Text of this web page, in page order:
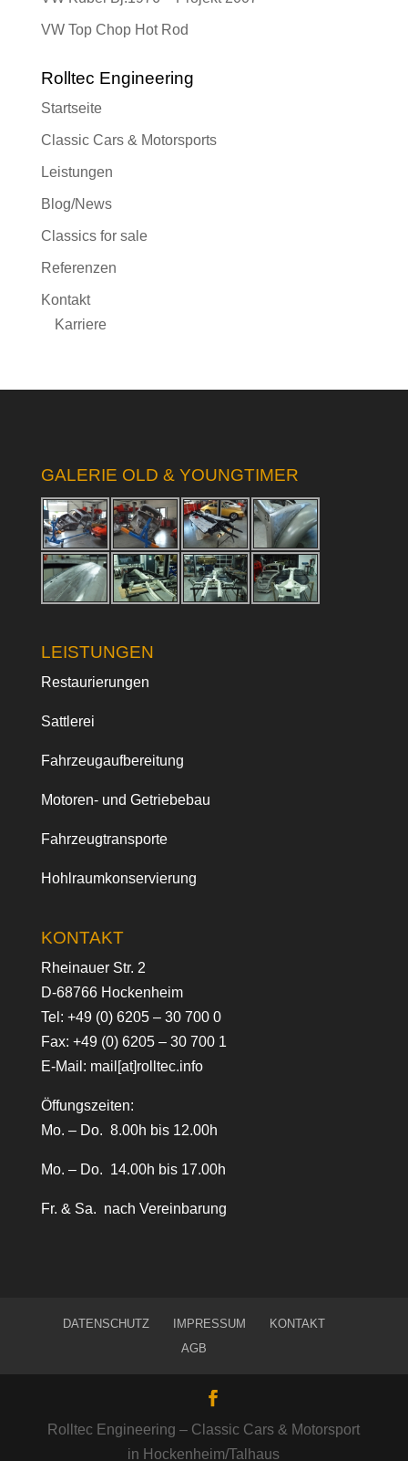
VW Top Chop Hot Rod
Rolltec Engineering
Startseite
Classic Cars & Motorsports
Leistungen
Blog/News
Classics for sale
Referenzen
Kontakt
Karriere
GALERIE OLD & YOUNGTIMER
LEISTUNGEN
Restaurierungen
Sattlerei
Fahrzeugaufbereitung
Motoren- und Getriebebau
Fahrzeugtransporte
Hohlraumkonservierung
KONTAKT
Rheinauer Str. 2
D-68766 Hockenheim
Tel: +49 (0) 6205 – 30 700 0
Fax: +49 (0) 6205 – 30 700 1
E-Mail: mail[at]rolltec.info
Öffungszeiten:
Mo. – Do. 8.00h bis 12.00h
Mo. – Do. 14.00h bis 17.00h
Fr. & Sa. nach Vereinbarung
DATENSCHUTZ IMPRESSUM
KONTAKT
AGB
Rolltec Engineering – Classic Cars & Motorsport
in Hockenheim/Talhaus